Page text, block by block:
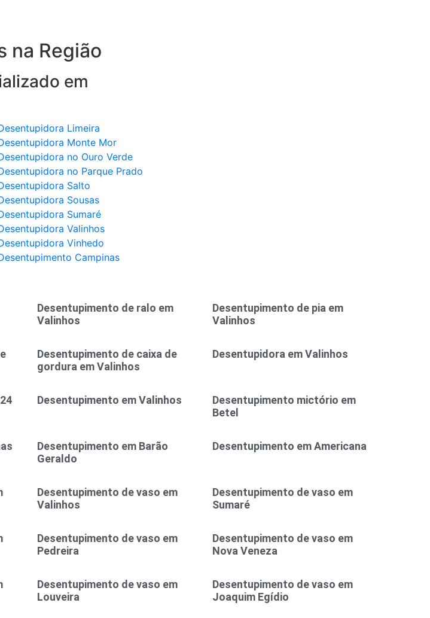
na Região
em
Limeira
Monte Mor
no Ouro Verde
no Parque Prado
Salto
Sousas
Sumaré
Valinhos
Vinhedo
Campinas
Desentupimento de ralo em
Valinhos
Desentupimento de pia em
Valinhos
Desentupimento de caixa de
gordura em Valinhos
Desentupidora em Valinhos
Desentupimento em Valinhos
Desentupimento mictório em
Betel
Desentupimento em Barão
Geraldo
Desentupimento em Americana
Desentupimento de vaso em
Valinhos
Desentupimento de vaso em
Sumaré
Desentupimento de vaso em
Pedreira
Desentupimento de vaso em
Nova Veneza
Desentupimento de vaso em
Louveira
Desentupimento de vaso em
Joaquim Egídio